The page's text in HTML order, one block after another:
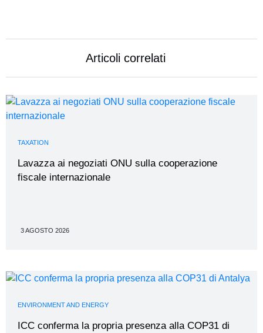
Articoli correlati
TAXATION
Lavazza ai negoziati ONU sulla cooperazione
fiscale internazionale
3 AGOSTO 2026
ENVIRONMENT AND ENERGY
ICC conferma la propria presenza alla COP31 di